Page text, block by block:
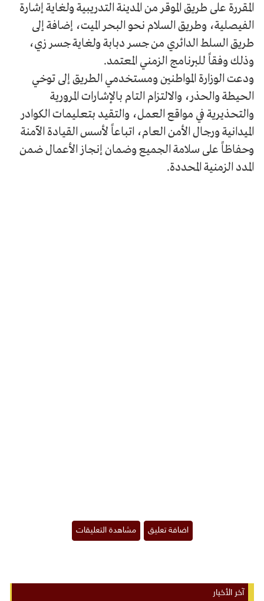
المقررة على طريق الموقر من المدينة التدريبية ولغاية إشارة
الفيصلية، وطريق السلام نحو البحر الميت، إضافة إلى
طريق السلط الدائري من جسر دبابة ولغاية جسر زي،
وذلك وفقاً للبرنامج الزمني المعتمد.
​ودعت الوزارة المواطنين ومستخدمي الطريق إلى توخي
الحيطة والحذر، والالتزام التام بالإشارات المرورية
والتحذيرية في مواقع العمل، والتقيد بتعليمات الكوادر
الميدانية ورجال الأمن العام، اتباعاً لأسس القيادة الآمنة
وحفاظاً على سلامة الجميع وضمان إنجاز الأعمال ضمن
المدد الزمنية المحددة.
آخر الأخبار